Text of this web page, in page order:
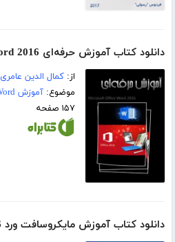
دانلود کتاب آموزش حرفه‌ای Word 2016
از:کمال الدین عامری
موضوع:آموزش Word
۱۵۷ صفحه
دانلود کتاب آموزش مایکروسافت ورد 2016